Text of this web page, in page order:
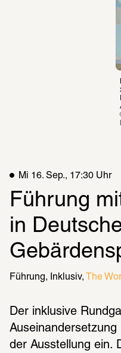
Mi 16. Sep., 17:30 Uhr
Führung
in
Führung Inklusiv The
Der inklusive
der Ausstellung ein.